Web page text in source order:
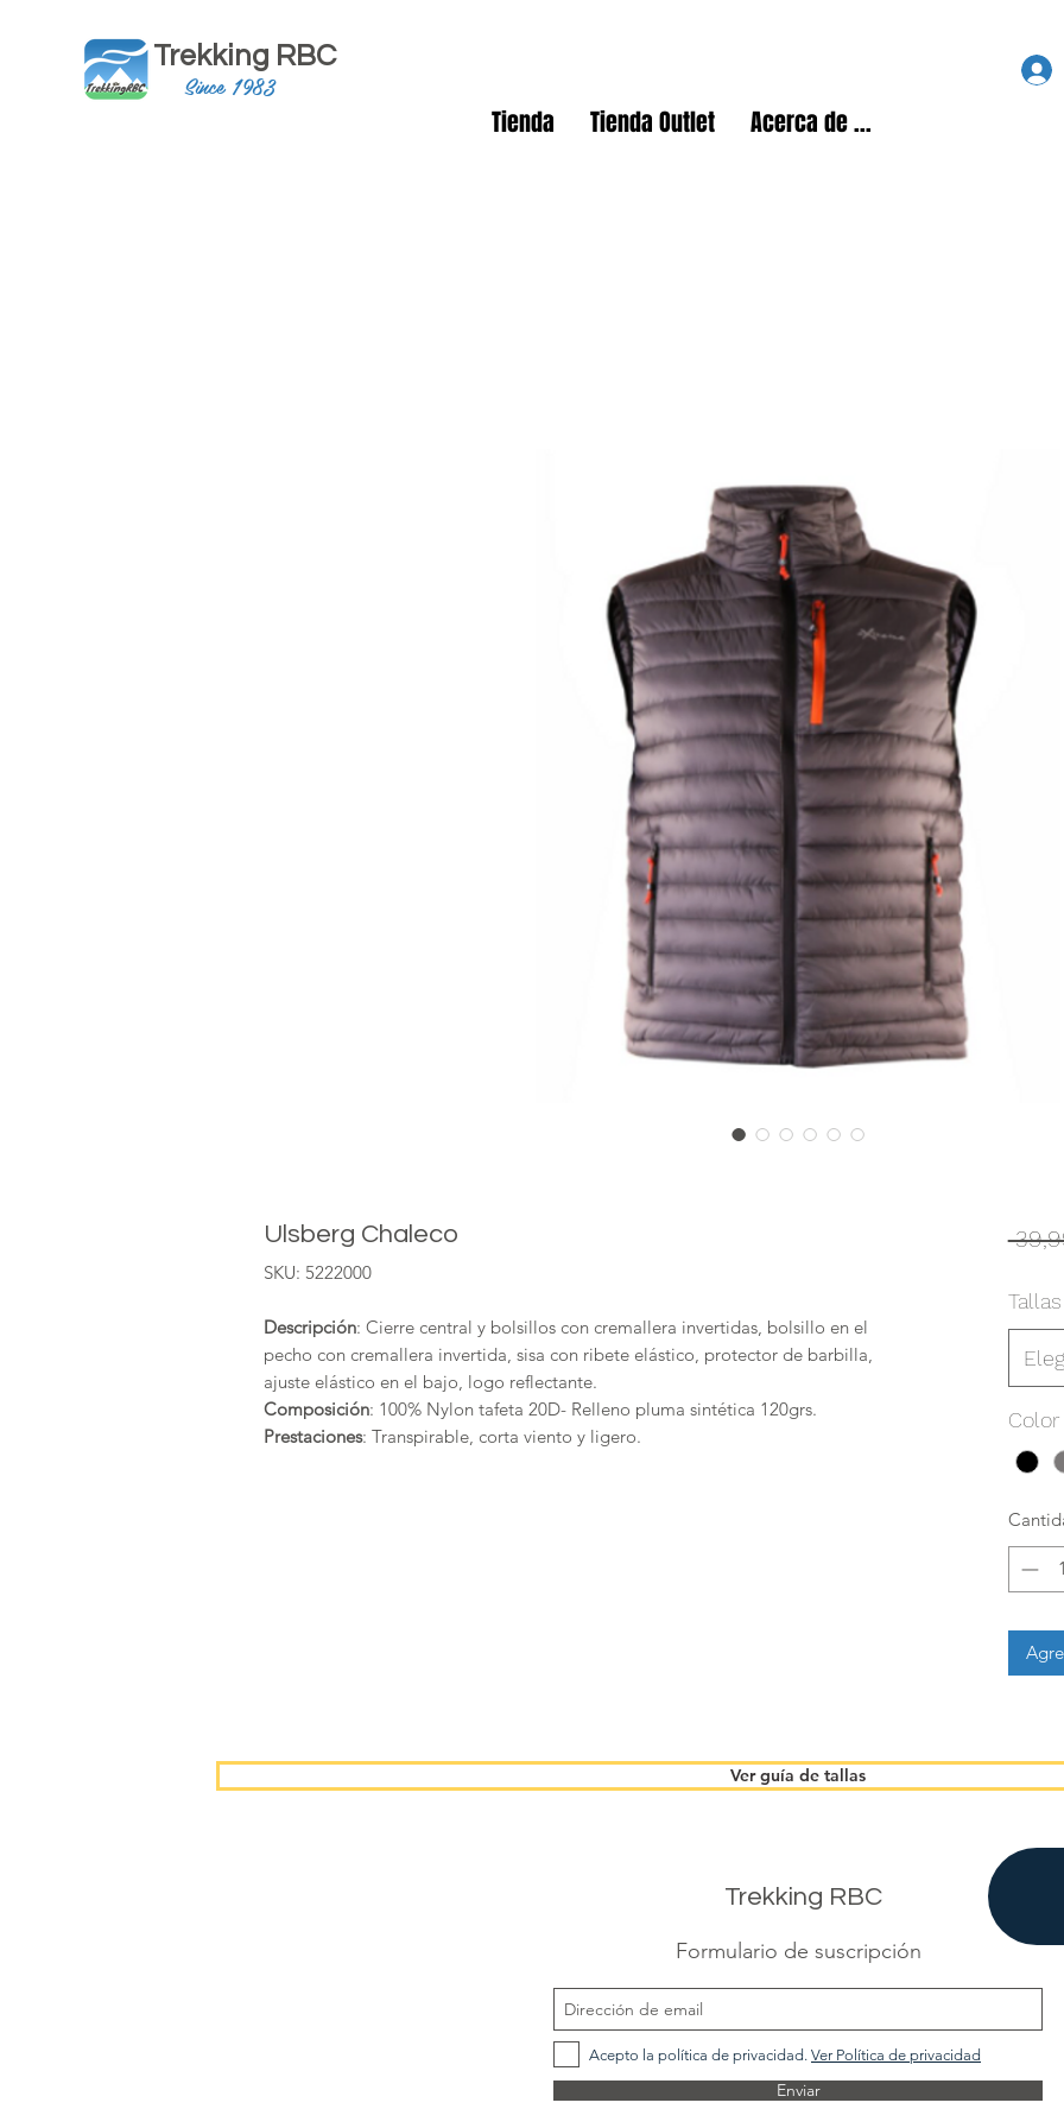
Trekking RBC
Since 1983
Tienda Tienda Outlet Acerca de ...
Ulsberg Chaleco
SKU: 5222000
Descripción: Cierre central y bolsillos con cremallera invertidas, bolsillo en el
pecho con cremallera invertida, sisa con ribete elástico, protector de barbilla,
ajuste elástico en el bajo, logo reflectante.
Composición: 100% Nylon tafeta 20D- Relleno pluma sintética 120grs.
Prestaciones: Transpirable, corta viento y ligero.
Tallas
Color
Ver guía de tallas
Trekking RBC
Formulario de suscripción
Acepto la política de privacidad. Ver Política de privacidad
Enviar